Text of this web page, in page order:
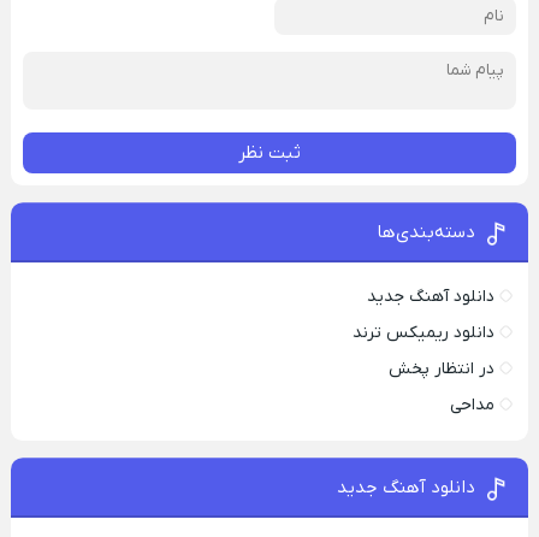
ثبت نظر
دسته‌بندی‌ها
دانلود آهنگ جدید
دانلود ریمیکس ترند
در انتظار پخش
مداحی
دانلود آهنگ جدید